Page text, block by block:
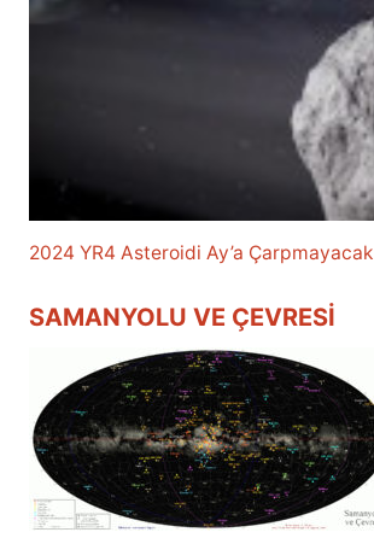
2024 YR4 Asteroidi Ay’a Çarpmayacak
SAMANYOLU VE ÇEVRESI